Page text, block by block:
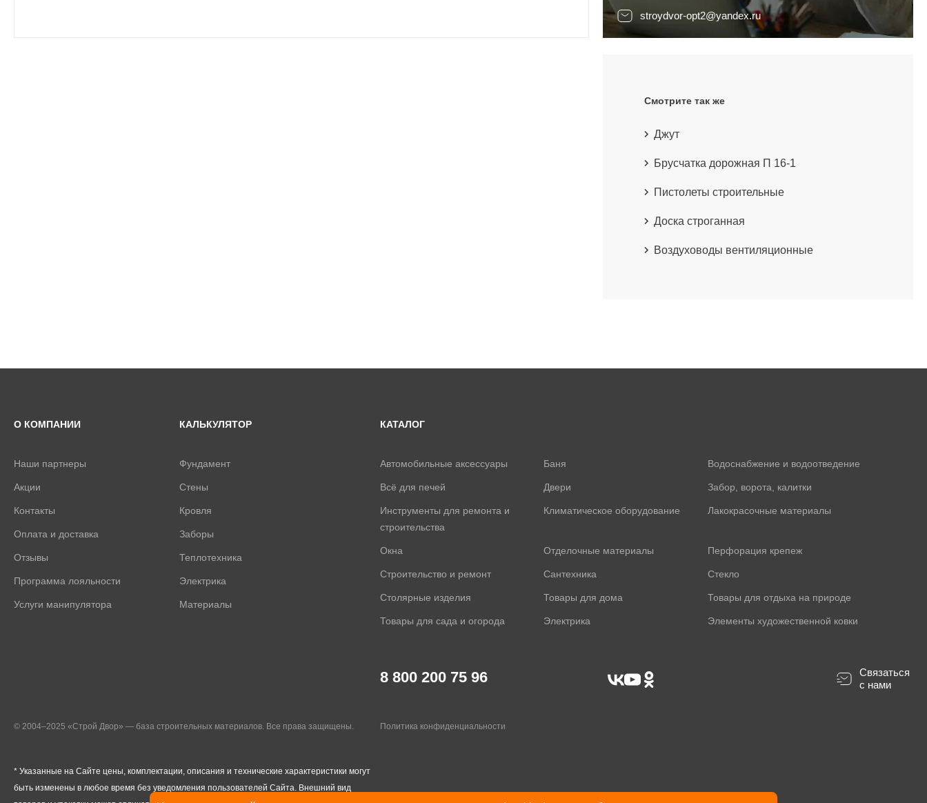
stroydvor-opt2@yandex.ru
Смотрите так же
Джут
Брусчатка дорожная П 16-1
Пистолеты строительные
Доска строганная
Воздуховоды вентиляционные
О КОМПАНИИ
Наши партнеры
Акции
Контакты
Оплата и доставка
Отзывы
Программа лояльности
Услуги манипулятора
КАЛЬКУЛЯТОР
Фундамент
Стены
Кровля
Заборы
Теплотехника
Электрика
Материалы
КАТАЛОГ
Автомобильные аксессуары Баня Водоснабжение и водоотведение
Всё для печей Двери Забор, ворота, калитки
Инструменты для ремонта и
строительства
Климатическое оборудование Лакокрасочные материалы
Окна Отделочные материалы Перфорация крепеж
Строительство и ремонт Сантехника Стекло
Столярные изделия Товары для дома Товары для отдыха на природе
Товары для сада и огорода Электрика Элементы художественной ковки
8 800 200 75 96
Связаться
с нами
© 2004–2025 «Строй Двор» — база строительных материалов. Все права защищены. Политика конфиденциальности
* Указанные на Сайте цены, комплектации, описания и технические характеристики могут
быть изменены в любое время без уведомления пользователей Сайта. Внешний вид